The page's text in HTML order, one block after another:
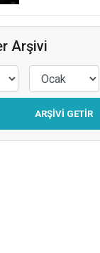
Arşivi
ARŞIVI GETIR